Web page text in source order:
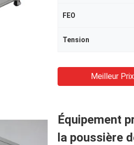
FEO
Tension
Meilleur Prix
Équipement
la poussière